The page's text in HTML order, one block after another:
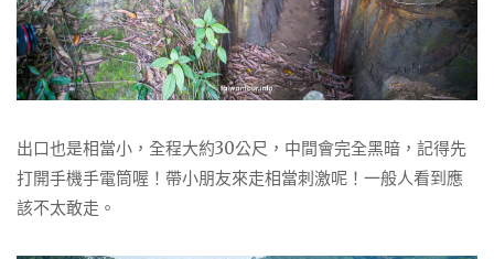
出口也是相當小，全程大約30公尺，中間會完全黑暗，記得先
打開手機手電筒喔！帶小朋友來走相當刺激呢！一般人看到應
該不太敢走。